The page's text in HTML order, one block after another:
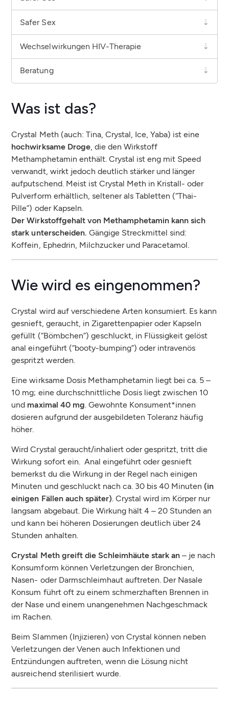
Safer Sex
Wechselwirkungen HIV-Therapie
Beratung
Was ist das?
Crystal Meth (auch: Tina, Crystal, Ice, Yaba) ist eine
hochwirksame Droge, die den Wirkstoff
Methamphetamin enthält. Crystal ist eng mit Speed
verwandt, wirkt jedoch deutlich stärker und länger
aufputschend. Meist ist Crystal Meth in Kristall- oder
Pulverform erhältlich, seltener als Tabletten (“Thai-
Pille”) oder Kapseln.
Der Wirkstoffgehalt von Methamphetamin kann sich
stark unterscheiden. Gängige Streckmittel sind:
Koffein, Ephedrin, Milchzucker und Paracetamol.
Wie wird es eingenommen?
Crystal wird auf verschiedene Arten konsumiert. Es kann
gesnieft, geraucht, in Zigarettenpapier oder Kapseln
gefüllt (“Bömbchen”) geschluckt, in Flüssigkeit gelöst
anal eingeführt (“booty-bumping”) oder intravenös
gespritzt werden.
Eine wirksame Dosis Methamphetamin liegt bei ca. 5 –
10 mg; eine durchschnittliche Dosis liegt zwischen 10
und maximal 40 mg . Gewohnte Konsument*innen
dosieren aufgrund der ausgebildeten Toleranz häufig
höher.
Wird Crystal geraucht/inhaliert oder gespritzt, tritt die
Wirkung sofort ein. Anal eingeführt oder gesnieft
bemerkst du die Wirkung in der Regel nach einigen
Minuten und geschluckt nach ca. 30 bis 40 Minuten(in
einigen Fällen auch später) . Crystal wird im Körper nur
langsam abgebaut. Die Wirkung hält 4 – 20 Stunden an
und kann bei höheren Dosierungen deutlich über 24
Stunden anhalten.
Crystal Meth greift die Schleimhäute stark an – je nach
Konsumform können Verletzungen der Bronchien,
Nasen- oder Darmschleimhaut auftreten. Der Nasale
Konsum führt oft zu einem schmerzhaften Brennen in
der Nase und einem unangenehmen Nachgeschmack
im Rachen.
Beim Slammen (Injizieren) von Crystal können neben
Verletzungen der Venen auch Infektionen und
Entzündungen auftreten, wenn die Lösung nicht
ausreichend sterilisiert wurde.